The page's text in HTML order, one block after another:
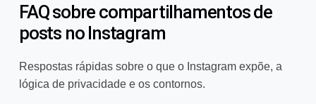
FAQ sobre compartilhamentos de
posts no Instagram
Respostas rápidas sobre o que o Instagram expõe, a
lógica de privacidade e os contornos.